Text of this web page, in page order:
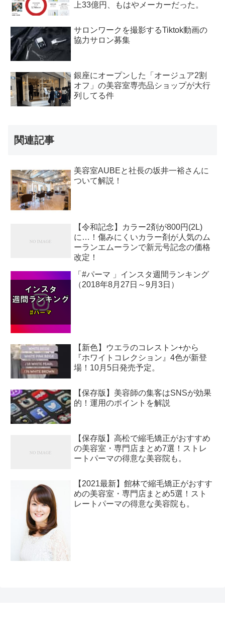
上33億円、もはやメーカーだった。
サロンワークを撮影するTiktok動画の
協力サロン募集
銀座にオープンした「オージュア2割
オフ」の美容室専売品ショップが大行
列してる件
関連記事
美容室AUBEと社長の坂井一裕さんに
ついて解説！
【令和記念】カラー2剤が800円(2L)
に…！傷みにくいカラー剤が人気のム
ーランエムーランで新元号記念の価格
改定！
「#パーマ 」インスタ週間ランキング
（2018年8月27日～9月3日）
【新色】ウエラのコレストン+から
『ホワイトコレクション』4色が新登
場！10月5日発売予定。
【保存版】美容師の集客はSNSが効果
的！運用のポイントを解説
【保存版】高松で縮毛矯正がおすすめ
の美容室・専門店まとめ7選！ストレ
ートパーマの得意な美容院も。
【2021最新】館林で縮毛矯正がおすす
めの美容室・専門店まとめ5選！スト
レートパーマの得意な美容院も。